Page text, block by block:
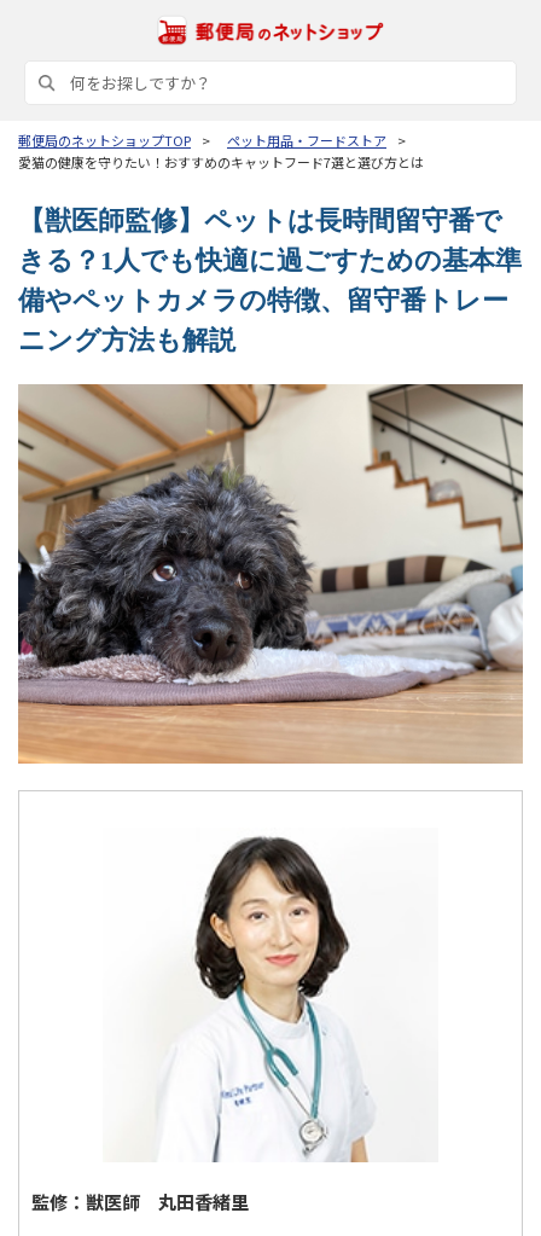
郵便局のネットショップTOP
ペット用品・フードストア
愛猫の健康を守りたい！おすすめのキャットフード7選と選び方とは
【獣医師監修】ペットは長時間留守番で
きる？1人でも快適に過ごすための基本準
備やペットカメラの特徴、留守番トレー
ニング方法も解説
監修：獣医師 丸田香緒里